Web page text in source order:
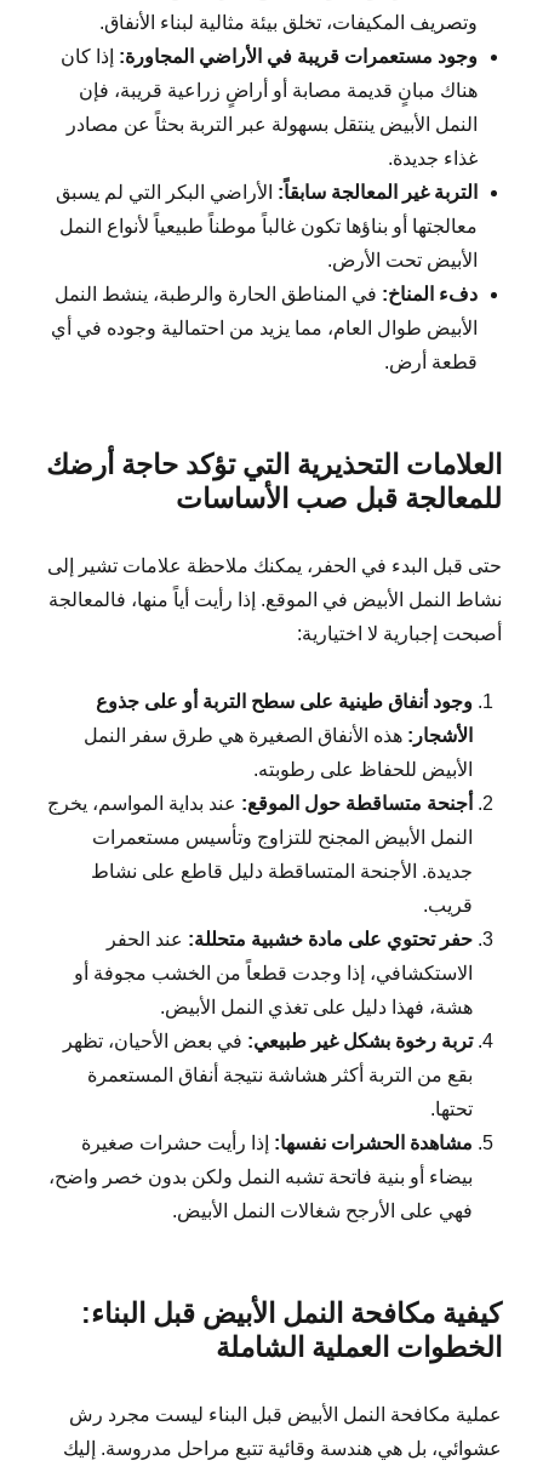
وتصريف المكيفات، تخلق بيئة مثالية لبناء الأنفاق.
وجود مستعمرات قريبة في الأراضي المجاورة: إذا كان
هناك مبانٍ قديمة مصابة أو أراضٍ زراعية قريبة، فإن
النمل الأبيض ينتقل بسهولة عبر التربة بحثاً عن مصادر
غذاء جديدة.
التربة غير المعالجة سابقاً: الأراضي البكر التي لم يسبق
معالجتها أو بناؤها تكون غالباً موطناً طبيعياً لأنواع النمل
الأبيض تحت الأرض.
دفء المناخ: في المناطق الحارة والرطبة، ينشط النمل
الأبيض طوال العام، مما يزيد من احتمالية وجوده في أي
قطعة أرض.
العلامات التحذيرية التي تؤكد حاجة أرضك
للمعالجة قبل صب الأساسات
حتى قبل البدء في الحفر، يمكنك ملاحظة علامات تشير إلى
نشاط النمل الأبيض في الموقع. إذا رأيت أياً منها، فالمعالجة
أصبحت إجبارية لا اختيارية:
وجود أنفاق طينية على سطح التربة أو على جذوع
الأشجار: هذه الأنفاق الصغيرة هي طرق سفر النمل
الأبيض للحفاظ على رطوبته.
أجنحة متساقطة حول الموقع: عند بداية المواسم، يخرج
النمل الأبيض المجنح للتزاوج وتأسيس مستعمرات
جديدة. الأجنحة المتساقطة دليل قاطع على نشاط
قريب.
حفر تحتوي على مادة خشبية متحللة: عند الحفر
الاستكشافي، إذا وجدت قطعاً من الخشب مجوفة أو
هشة، فهذا دليل على تغذي النمل الأبيض.
تربة رخوة بشكل غير طبيعي: في بعض الأحيان، تظهر
بقع من التربة أكثر هشاشة نتيجة أنفاق المستعمرة
تحتها.
مشاهدة الحشرات نفسها: إذا رأيت حشرات صغيرة
بيضاء أو بنية فاتحة تشبه النمل ولكن بدون خصر واضح،
فهي على الأرجح شغالات النمل الأبيض.
كيفية مكافحة النمل الأبيض قبل البناء:
الخطوات العملية الشاملة
عملية مكافحة النمل الأبيض قبل البناء ليست مجرد رش
عشوائي، بل هي هندسة وقائية تتبع مراحل مدروسة. إليك